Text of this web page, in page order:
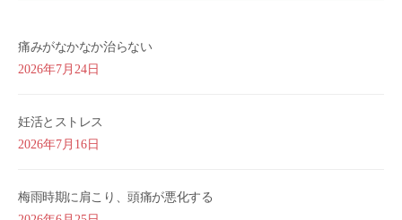
痛みがなかなか治らない
2026年7月24日
妊活とストレス
2026年7月16日
梅雨時期に肩こり、頭痛が悪化する